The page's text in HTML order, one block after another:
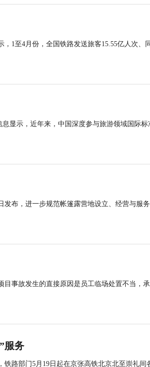
1至4月份，全国铁路发送旅客15.55亿人次、同
显示，近年来，中国深度参与旅游领域国际标
发布，进一步规范帐篷露营地设立、经营与服
事故发生的直接原因是员工临场处置不当，
服务
路部门5月19日起在京张高铁北京北至崇礼间